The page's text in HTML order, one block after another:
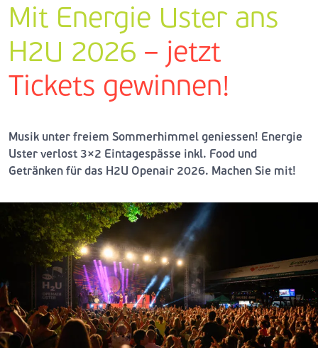
Mit Energie Uster ans
H2U 2026 – jetzt
Tickets gewinnen!
Musik unter freiem Sommerhimmel geniessen! Energie
Uster verlost 3×2 Eintagespässe inkl. Food und
Getränken für das H2U Openair 2026. Machen Sie mit!